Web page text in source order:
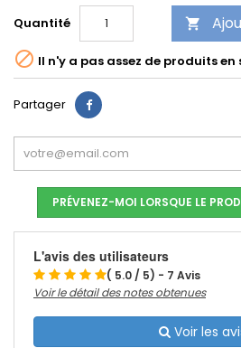
Quantité 
 Il n'y a pas assez de produits en
Partager
PRÉVENEZ-MOI LORSQUE LE
L'avis des utilisateurs
( 5.0 / 5) - 7 Avis
Voir le détail des notes obtenues
Voir les